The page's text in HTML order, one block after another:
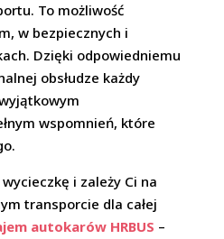
To możliwość
w bezpiecznych i
Dzięki odpowiedniemu
obsłudze każdy
wspomnień, które
i zależy Ci na
transporcie dla całej
autokarów HRBUS –